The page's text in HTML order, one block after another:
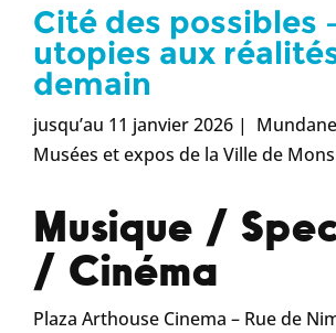
Cité des possibles
utopies aux
demain
jusqu’au 11 janvier 2026 |
Musées et expos de la Ville de Mons
Musique /
/ Cinéma
Plaza Arthouse Cinema – Rue de